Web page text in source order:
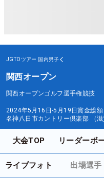
JGTOツアー 国内男子
関西オープン
関西オープンゴルフ選手権競技
2024年5月16日-5月19日賞金総額
名神八日市カントリー倶楽部 （滋
大会TOP リーダーボ
ライブフォト 出場選手